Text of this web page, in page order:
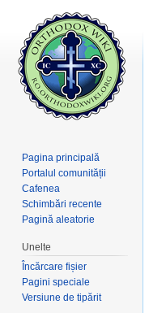
Pagina principală
Portalul comunității
Cafenea
Schimbări recente
Pagină aleatorie
Unelte
Încărcare fișier
Pagini speciale
Versiune de tipărit